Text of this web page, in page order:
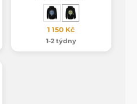
1 150 Kč
1-2 týdny